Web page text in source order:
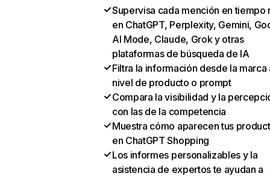
Supervisa cada mención en tiempo
en ChatGPT, Perplexity, Gemini,
AI Mode, Claude, Grok y otras
plataformas de búsqueda de IA
Filtra la información desde la marca
nivel de producto o prompt
Compara la visibilidad y la
con las de la competencia
Muestra cómo aparecen tus
en ChatGPT Shopping
Los informes personalizables y la
asistencia de expertos te ayudan a